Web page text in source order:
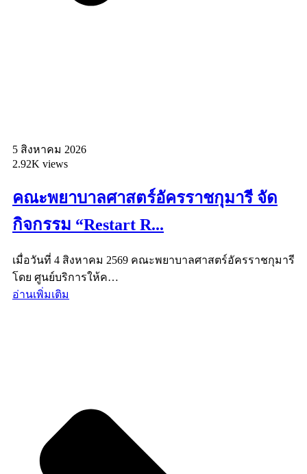
5 สิงหาคม 2026
2.92K views
คณะพยาบาลศาสตร์อัครราชกุมารี จัด
กิจกรรม “Restart R...
เมื่อวันที่ 4 สิงหาคม 2569 คณะพยาบาลศาสตร์อัครราชกุมารี
โดย ศูนย์บริการให้ค…
อ่านเพิ่มเติม